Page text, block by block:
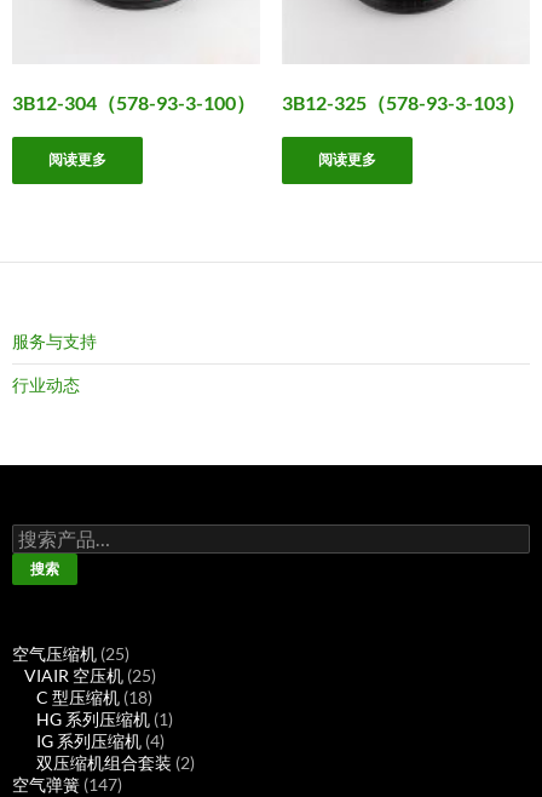
3B12-304（578-93-3-100）
阅读更多
3B12-325（578-93-3-103）
阅读更多
服务与支持
行业动态
搜
索：
搜索
空气压缩机 2525
个
产
品
VIAIR 空压机 2525
个
产
品
C 型压缩机 1818
个
产
品
HG 系列压缩机 11
产
IG 系列压缩机 44
个
双压缩机组合套装 22
空气弹簧 147147